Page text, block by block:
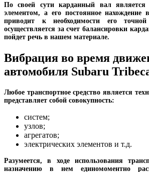
По своей сути карданный вал является
элементом, а его постоянное нахождение
приводит к необходимости его
осуществляется за счет балансировки
пойдет речь в нашем материале.
Вибрация во время
автомобиля Subaru
Любое транспортное средство является
представляет собой совокупность:
систем;
узлов;
агрегатов;
электрических элементов и т.д.
Разумеется, в ходе использования
назначению в нем единомоментно